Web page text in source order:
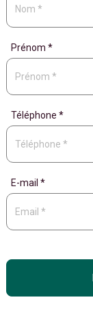
Prénom *
Téléphone *
E-mail *